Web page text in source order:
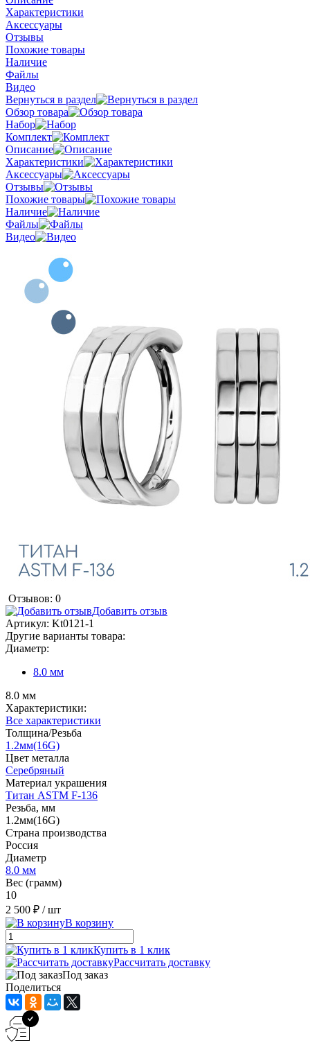
Характеристики
Аксессуары
Отзывы
Похожие товары
Наличие
Файлы
Видео
Вернуться в раздел
Обзор товара
Набор
Комплект
Описание
Характеристики
Аксессуары
Отзывы
Похожие товары
Наличие
Файлы
Видео
Отзывов: 0
Добавить отзыв
Артикул: Kt0121-1
Другие варианты товара:
Диаметр:
8.0 мм
8.0 мм
Характеристики:
Все характеристики
Толщина/Резьба
1.2мм(16G)
Цвет металла
Серебряный
Материал украшения
Титан ASTM F-136
Резьба, мм
1.2мм(16G)
Страна производства
Россия
Диаметр
8.0 мм
Вес (грамм)
10
2 500 ₽ / шт
В корзину
Купить в 1 клик
Рассчитать доставку
Под заказ
Поделиться